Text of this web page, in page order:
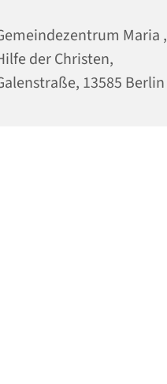
Maria ,
der Christen,
13585 Berlin